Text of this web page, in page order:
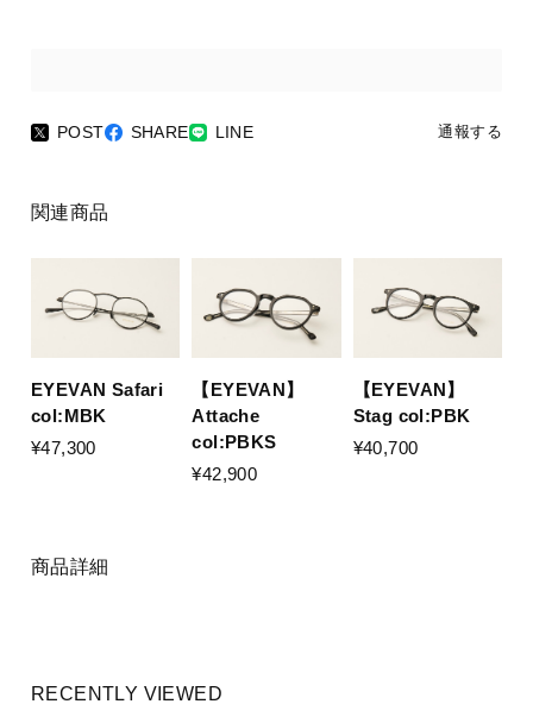
POST SHARE LINE 通報する
関連商品
EYEVAN Safari
col:MBK
¥47,300
【EYEVAN】
Attache
col:PBKS
¥42,900
【EYEVAN】
Stag col:PBK
¥40,700
商品詳細
RECENTLY VIEWED